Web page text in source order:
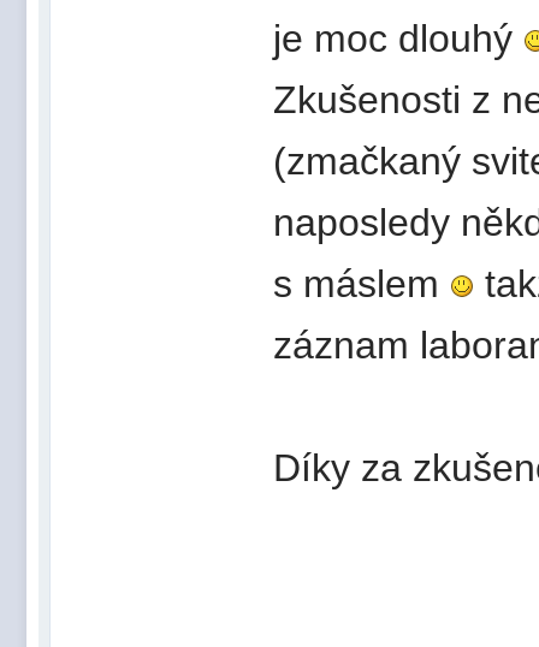
je moc dlouhý
Zkušenosti z
(zmačkaný
naposledy
s máslem
záznam
Díky za